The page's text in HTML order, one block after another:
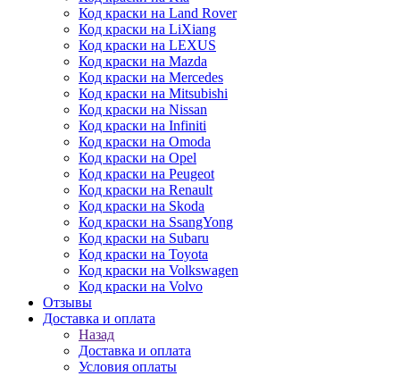
Код краски на Land Rover
Код краски на LiXiang
Код краски на LEXUS
Код краски на Mazda
Код краски на Mercedes
Код краски на Mitsubishi
Код краски на Nissan
Код краски на Infiniti
Код краски на Omoda
Код краски на Opel
Код краски на Peugeot
Код краски на Renault
Код краски на Skoda
Код краски на SsangYong
Код краски на Subaru
Код краски на Toyota
Код краски на Volkswagen
Код краски на Volvo
Отзывы
Доставка и оплата
Назад
Доставка и оплата
Условия оплаты